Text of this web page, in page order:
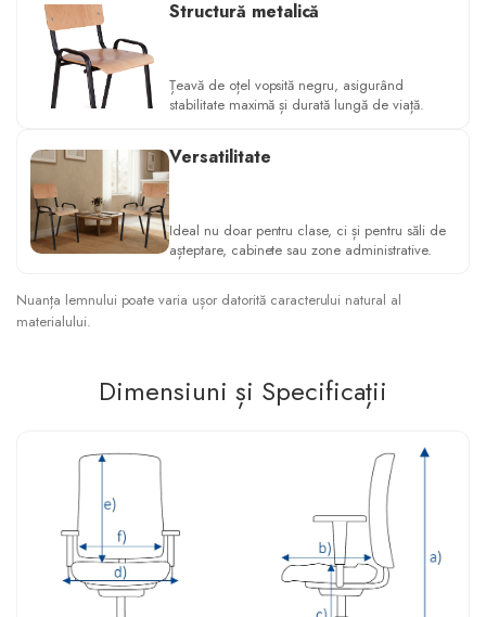
Structură metalică
Țeavă de oțel vopsită negru, asigurând
stabilitate maximă și durată lungă de viață.
Versatilitate
Ideal nu doar pentru clase, ci și pentru săli de
așteptare, cabinete sau zone administrative.
Nuanța lemnului poate varia ușor datorită caracterului natural al
materialului.
Dimensiuni și Specificații